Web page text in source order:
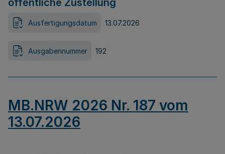
öffentliche Zustellung
Ausfertigungsdatum 13.07.2026
Ausgabennummer 192
MB.NRW 2026 Nr. 187 vom
13.07.2026